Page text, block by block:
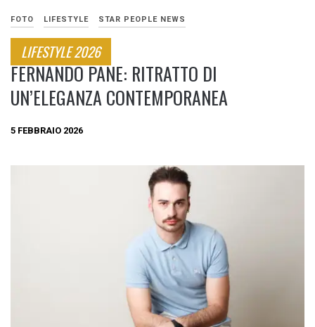
FOTO LIFESTYLE STAR PEOPLE NEWS
LIFESTYLE 2026
FERNANDO PANE: RITRATTO DI
UN’ELEGANZA CONTEMPORANEA
5 FEBBRAIO 2026